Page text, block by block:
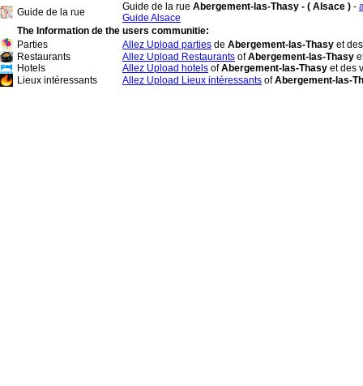
Guide de la rue
Guide de la rue Abergement-las-Thasy - ( Alsace ) -
Guide Alsace
The Information de the users communitie:
Parties
Allez Upload parties de Abergement-las-Thasy et
Restaurants
Allez Upload Restaurants ofAbergement-las-Thasy
Hotels
Allez Upload hotels ofAbergement-las-Thasy et des
Lieux intéressants
Allez Upload Lieux intéressants ofAbergement-las-